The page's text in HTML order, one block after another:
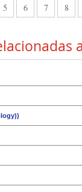
5 6 7 8